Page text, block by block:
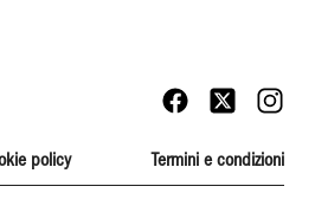
policy Termini e condizioni